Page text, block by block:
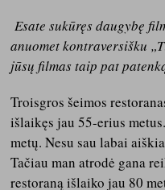
Esate sukūręs daugybę
anuomet kontraversišku
jūsų filmas taip pat
Troisgros šeimos
išlaikęs jau 55-erius
metų. Nesu sau labai
Tačiau man atrodė gana
restoraną išlaiko jau 80